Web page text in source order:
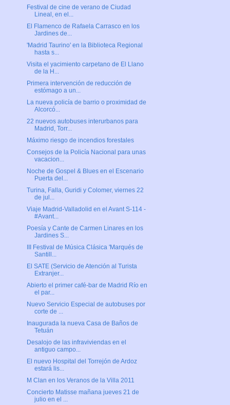
Festival de cine de verano de Ciudad
Lineal, en el...
El Flamenco de Rafaela Carrasco en los
Jardines de...
'Madrid Taurino' en la Biblioteca Regional
hasta s...
Visita el yacimiento carpetano de El Llano
de la H...
Primera intervención de reducción de
estómago a un...
La nueva policía de barrio o proximidad de
Alcorcó...
22 nuevos autobuses interurbanos para
Madrid, Torr...
Máximo riesgo de incendios forestales
Consejos de la Policía Nacional para unas
vacacion...
Noche de Gospel & Blues en el Escenario
Puerta del...
Turina, Falla, Guridi y Colomer, viernes 22
de jul...
Viaje Madrid-Valladolid en el Avant S-114 -
#Avant...
Poesía y Cante de Carmen Linares en los
Jardines S...
III Festival de Música Clásica 'Marqués de
Santill...
El SATE (Servicio de Atención al Turista
Extranjer...
Abierto el primer café-bar de Madrid Río en
el par...
Nuevo Servicio Especial de autobuses por
corte de ...
Inaugurada la nueva Casa de Baños de
Tetuán
Desalojo de las infraviviendas en el
antiguo campo...
El nuevo Hospital del Torrejón de Ardoz
estará lis...
M Clan en los Veranos de la Villa 2011
Concierto Matisse mañana jueves 21 de
julio en el ...